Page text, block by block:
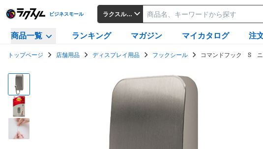
ビジネスモール ラクスルビジネスモール
商品一覧 ランキング マガジン マイカタログ 注
トップページ 店舗用品 ディスプレイ用品 フックシール コマンドフック S